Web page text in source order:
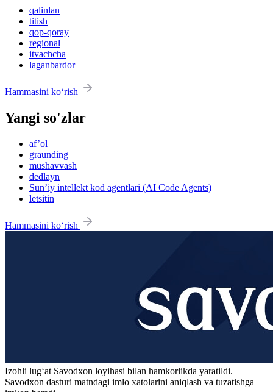
qalinlan
titish
qop-qoray
regional
itvachcha
laganbardor
Hammasini ko‘rish
Yangi so'zlar
af’ol
graunding
mushavvash
dedlayn
Sun’iy intellekt kod agentlari (AI Code Agents)
letsitin
Hammasini ko‘rish
Izohli lugʻat Savodxon loyihasi bilan hamkorlikda yaratildi.
Savodxon dasturi matndagi imlo xatolarini aniqlash va tuzatishga